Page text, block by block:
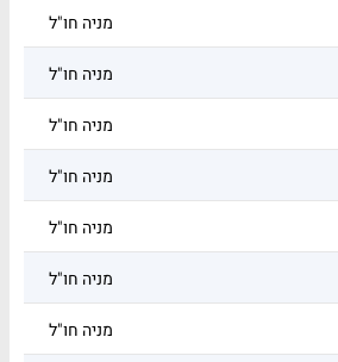
מניה חו"ל
מניה חו"ל
מניה חו"ל
מניה חו"ל
מניה חו"ל
מניה חו"ל
מניה חו"ל